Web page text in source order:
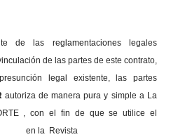
de las reglamentaciones legales
de las partes de este contrato,
legal existente, las partes
autoriza de manera pura y simple a La
, con el fin de que se utilice el
en la Revista